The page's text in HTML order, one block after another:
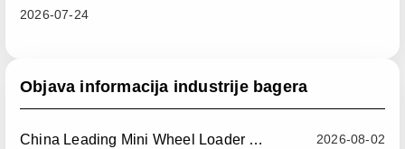
2026-07-24
Objava informacija industrije bagera
2026-08-02
China Leading Mini Wheel Loader Supplier: Reliable Compact Wheel Loaders For Global Markets